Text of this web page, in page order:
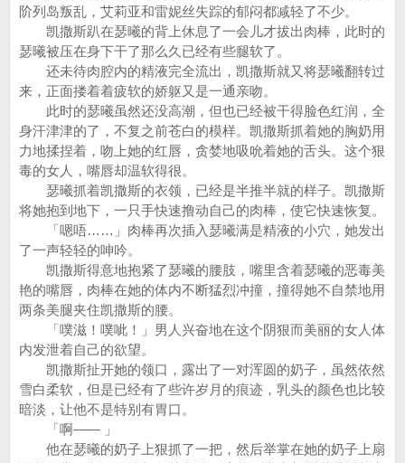
阶列岛叛乱，艾莉亚和雷妮丝失踪的郁闷都减轻了不少。
凯撒斯趴在瑟曦的背上休息了一会儿才拔出肉棒，此时的
瑟曦被压在身下干了那么久已经有些腿软了。
还未待肉腔内的精液完全流出，凯撒斯就又将瑟曦翻转过
来，正面搂着着疲软的娇躯又是一通亲吻。
此时的瑟曦虽然还没高潮，但也已经被干得脸色红润，全
身汗津津的了，不复之前苍白的模样。凯撒斯抓着她的胸奶用
力地揉捏着，吻上她的红唇，贪婪地吸吮着她的舌头。这个狠
毒的女人，嘴唇却温软得很。
瑟曦抓着凯撒斯的衣领，已经是半推半就的样子。凯撒斯
将她抱到地下，一只手快速撸动自己的肉棒，使它快速恢复。
「嗯唔……」肉棒再次插入瑟曦满是精液的小穴，她发出
了一声轻轻的呻吟。
凯撒斯得意地抱紧了瑟曦的腰肢，嘴里含着瑟曦的恶毒美
艳的嘴唇，肉棒在她的体内不断猛烈冲撞，撞得她不自禁地用
两条美腿夹住凯撒斯的腰。
「噗滋！噗呲！」男人兴奋地在这个阴狠而美丽的女人体
内发泄着自己的欲望。
凯撒斯扯开她的领口，露出了一对浑圆的奶子，虽然依然
雪白柔软，但是已经有了些许岁月的痕迹，乳头的颜色也比较
暗淡，让他不是特别有胃口。
「啊—— 」
他在瑟曦的奶子上狠抓了一把，然后举掌在她的奶子上扇